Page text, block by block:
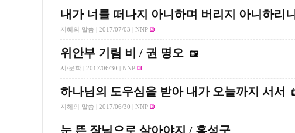
내가 너를 떠나지 아니하며 버리지 아니하리니
지혜의 말씀 | 2017/07/03 | NNP
위안부 기림 비 / 권 명오
시/문학 | 2017/06/30 | NNP
하나님의 도우심을 받아 내가 오늘까지 서서
지혜의 말씀 | 2017/06/30 | NNP
눈 뜬 장님으로 살아야지 / 홍성구